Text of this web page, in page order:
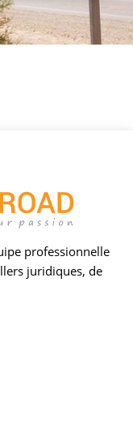
professionnelle
juridiques, de